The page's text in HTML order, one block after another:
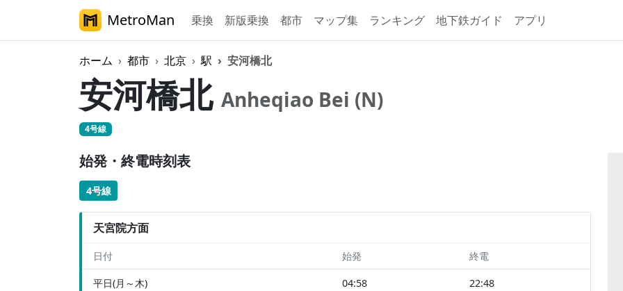
MetroMan 乗換 新版乗換 都市 マップ集 ランキング 地下鉄ガイド アプリ
ホーム 都市 北京 駅 安河橋北
安河橋北 Anheqiao Bei (N)
4号線
始発・終電時刻表
4号線
天宮院方面
日付 始発 終電
平日(月～木) 04:58 22:48